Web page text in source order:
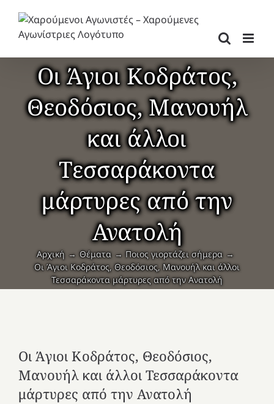
περιεχόμενο
Οι Άγιοι Κοδράτος,
Θεοδόσιος, Μανουήλ
και άλλοι
Τεσσαράκοντα
μάρτυρες από την
Ανατολή
Αρχική Θέματα
Ποιος γιορτάζει σήμερα
Οι Άγιοι Κοδράτος, Θεοδόσιος, Μανουήλ και άλλοι
Τεσσαράκοντα μάρτυρες από την Ανατολή
Οι Άγιοι Κοδράτος, Θεοδόσιος,
Μανουήλ και άλλοι Τεσσαράκοντα
μάρτυρες από την Ανατολή